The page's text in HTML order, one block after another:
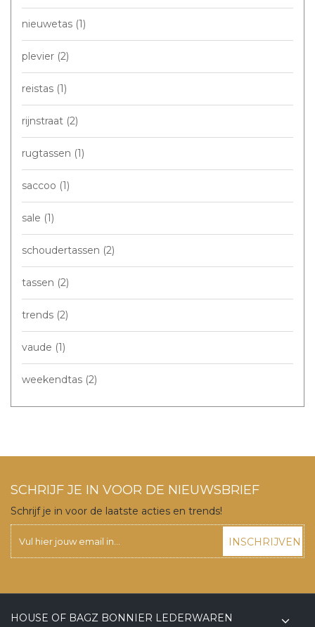
nieuwetas (1)
plevier (2)
reistas (1)
rijnstraat (2)
rugtassen (1)
saccoo (1)
sale (1)
schoudertassen (2)
tassen (2)
trends (2)
vaude (1)
weekendtas (2)
SCHRIJF JE IN VOOR DE NIEUWSBRIEF
Schrijf je in voor de laatste acties en trends!
INSCHRIJVEN
HOUSE OF BAGZ BONNIER LEDERWAREN